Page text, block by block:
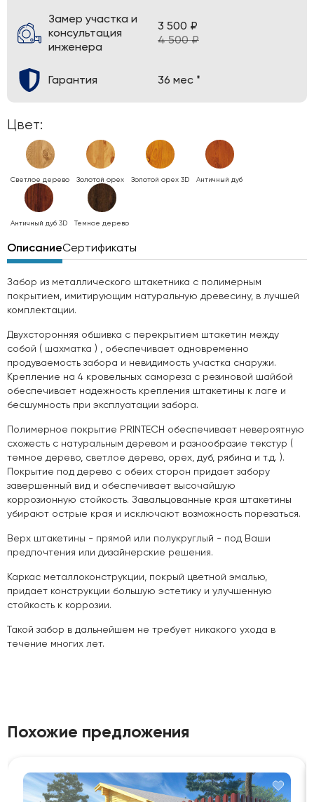
Замер участка и
консультация
инженера
3 500 ₽
4 500 ₽
Гарантия 36 мес *
Цвет:
Светлое дерево Золотой орех Золотой орех 3D Античный дуб
Античный дуб 3D Темное дерево
ОписаниеСертификаты
Забор из металлического штакетника с полимерным
покрытием, имитирующим натуральную древесину, в лучшей
комплектации.
Двухсторонняя обшивка с перекрытием штакетин между
собой ( шахматка ) , обеспечивает одновременно
продуваемость забора и невидимость участка снаружи.
Крепление на 4 кровельных самореза с резиновой шайбой
обеспечивает надежность крепления штакетины к лаге и
бесшумность при эксплуатации забора.
Полимерное покрытие PRINTECH обеспечивает невероятную
схожесть с натуральным деревом и разнообразие текстур (
темное дерево, светлое дерево, орех, дуб, рябина и т.д. ).
Покрытие под дерево с обеих сторон придает забору
завершенный вид и обеспечивает высочайшую
коррозионную стойкость. Завальцованные края штакетины
убирают острые края и исключают возможность порезаться.
Верх штакетины - прямой или полукруглый - под Ваши
предпочтения или дизайнерские решения.
Каркас металлоконструкции, покрый цветной эмалью,
придает конструкции большую эстетику и улучшенную
стойкость к коррозии.
Такой забор в дальнейшем не требует никакого ухода в
течение многих лет.
Похожие предложения